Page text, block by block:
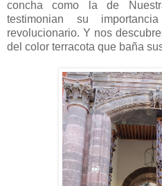
concha como la de
testimonian su
revolucionario. Y nos
del color terracota que baña